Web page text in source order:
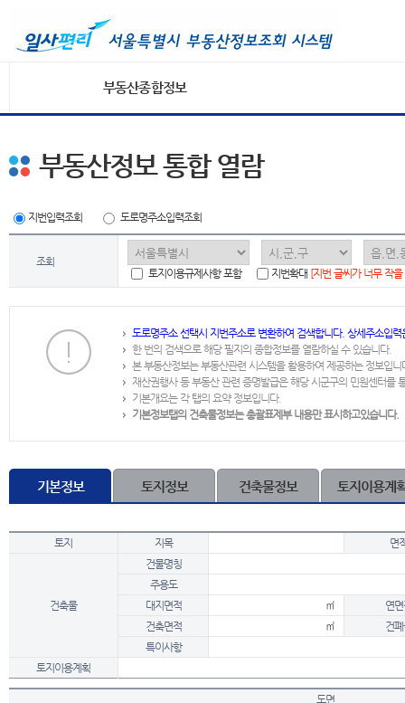
부동산종합정보
부동산정보 통합 열람
지번입력조회 도로명주소입력조회
조회
토지이용규제사항 포함
지번확대 [지번 글씨가 너무 작
도로명주소 선택시 지번주소로 변환하여 검색합니다. 상세주소입
한 번의 검색으로 해당 필지의 종합정보를 열람하실 수 있습니다.
본 부동산정보는 부동산관련 시스템을 활용하여 제공하는 정보입니
재산권행사 등 부동산 관련 증명발급은 해당 시군구의 민원센터를
기본개요는 각 탭의 요약 정보입니다.
기본정보탭의 건축물정보는 총괄표제부 내용만 표시하고있습니다.
기본정보 토지정보 건축물정보 토지이용계
토지 지목 면
건축물
건물명칭
주용도
대지면적
㎡
연
건축면적
㎡
건
특이사항
토지이용계획
도면